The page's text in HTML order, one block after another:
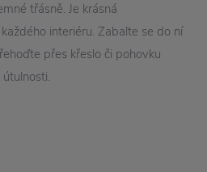
třásně. Je krásná
interiéru. Zabalte se do ní
přes křeslo či pohovku